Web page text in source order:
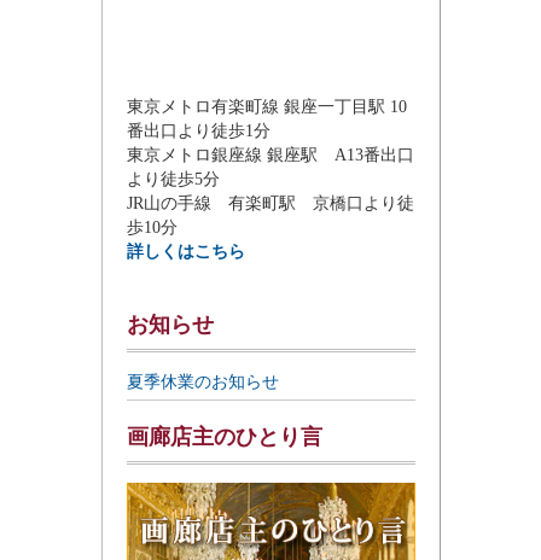
東京メトロ有楽町線 銀座一丁目駅 10
番出口より徒歩1分
東京メトロ銀座線 銀座駅 A13番出口
より徒歩5分
JR山の手線 有楽町駅 京橋口より徒
歩10分
詳しくはこちら
お知らせ
夏季休業のお知らせ
画廊店主のひとり言